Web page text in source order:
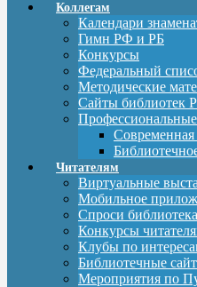
Коллегам
Календари
Гимн РФ и РБ
Конкурсы
Федеральный
Методические
Сайты библиотек
Современная
Читателям
Виртуальные
Мобильное
Спроси
Конкурсы
Клубы по
Библиотечные
Мероприятия по